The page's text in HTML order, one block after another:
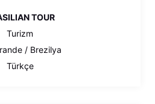
TOUR
Turizm
/ Brezilya
Türkçe